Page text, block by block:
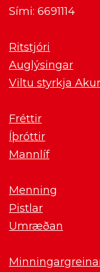
Sími: 6691114
Ritstjóri
Auglýsingar
Viltu styrkja
Fréttir
Íþróttir
Mannlíf
Menning
Pistlar
Umræðan